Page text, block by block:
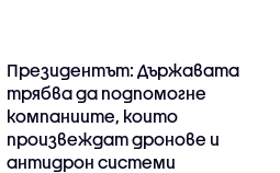
Президентът: Държавата
трябва да подпомогне
компаниите, които
произвеждат дронове и
антидрон системи